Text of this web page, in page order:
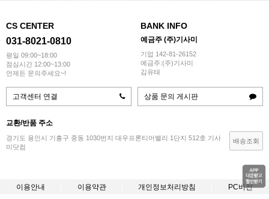
CS CENTER
031-8021-0810
평일 09:00~18:00
점심시간 12:00~13:00
언제든 문의주세요~!
BANK INFO
예금주 (주)기사미
기업 142-81-26152
예금주:(주)기사미
김유태
고객센터 연결 상품 문의 게시판
교환/반품 주소
경기도 용인시 기흥구 중동 1030번지 대우프론티어밸리 1단지 512호 기사
미닷컴
배송조회
이용안내 이용약관 개인정보처리방침 PC버전